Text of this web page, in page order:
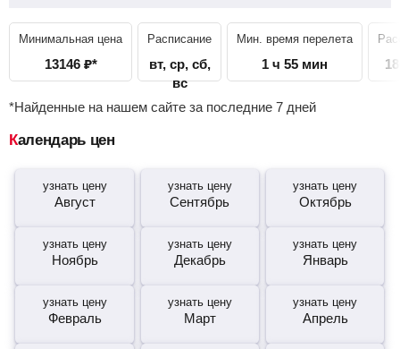
Минимальная цена
13146 ₽*
Расписание
вт, ср, сб,
вс
Мин. время перелета
1 ч 55 мин
*Найденные на нашем сайте за последние 7 дней
Календарь цен
узнать цену
Август
узнать цену
Сентябрь
узнать цену
Октябрь
узнать цену
Ноябрь
узнать цену
Декабрь
узнать цену
Январь
узнать цену
Февраль
узнать цену
Март
узнать цену
Апрель